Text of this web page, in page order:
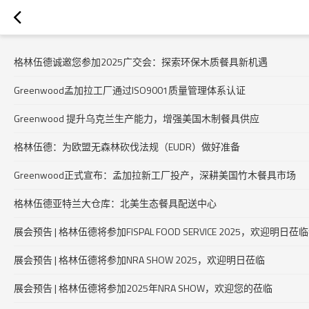
格林伍德诚邀您参加2025广交会：探索环保木质餐具新机遇
Greenwood孟加拉工厂通过ISO9001质量管理体系认证
Greenwood 提升乌克兰生产能力，增强美国木制餐具供应
格林伍德：为欧盟无森林砍伐法规（EUDR）做好准备
Greenwood正式宣布：孟加拉新工厂投产，深耕美国竹木餐具市场
格林伍德亚特兰大仓库：北美生态餐具配送中心
展会预告 | 格林伍德将参加FISPAL FOOD SERVICE 2025，欢迎明日莅
展会预告 | 格林伍德将参加NRA SHOW 2025，欢迎明日莅临
展会预告 | 格林伍德将参加2025年NRA SHOW，欢迎您的莅临